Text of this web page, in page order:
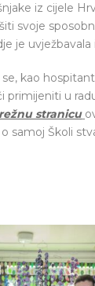
iz cijele
svoje
je
se, kao
primijeniti u
stranicu
samoj Školi